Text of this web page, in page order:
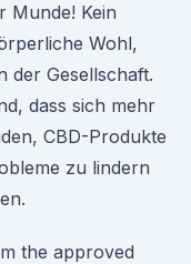
Munde! Kein
Wohl,
der Gesellschaft.
dass sich mehr
CBD-Produkte
zu lindern
the approved